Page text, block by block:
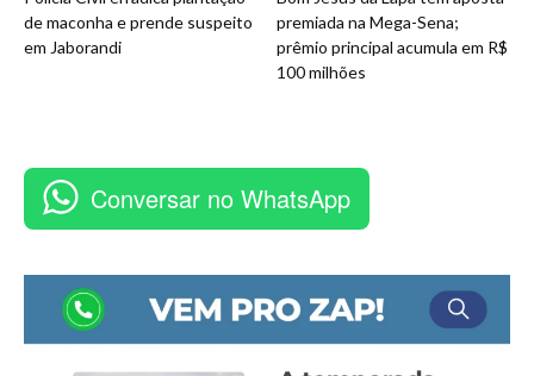
de maconha e prende suspeito
em Jaborandi
premiada na Mega-Sena;
prêmio principal acumula em R$
100 milhões
Conversar no WhatsApp